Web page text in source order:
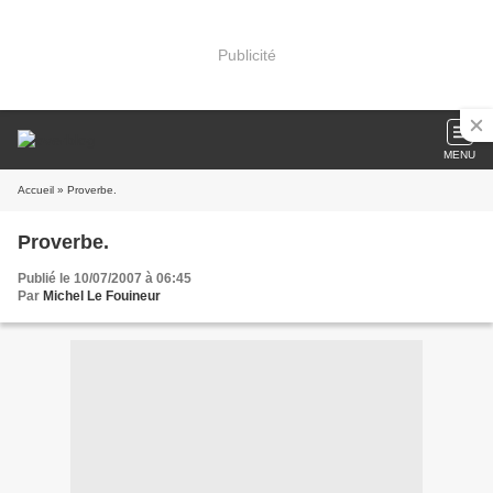
Publicité
MENU
Accueil » Proverbe.
Proverbe.
Publié le 10/07/2007 à 06:45
Par Michel Le Fouineur